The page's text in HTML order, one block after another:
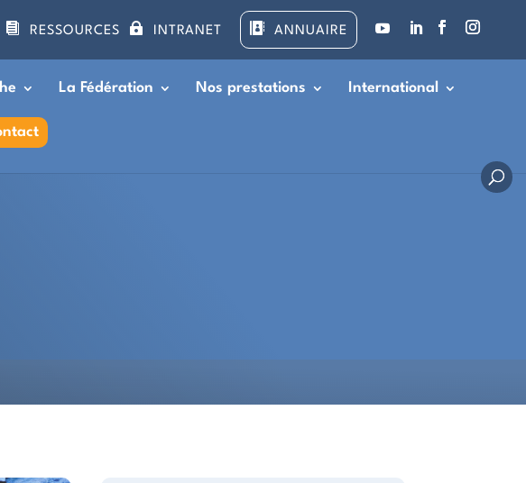
RESSOURCES INTRANET ANNUAIRE  
La Fédération Nos prestations International